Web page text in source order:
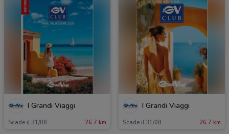
I Grandi Viaggi
Scade il 31/08 26.7 km
I Grandi Viaggi
Scade il 31/08 26.7 km